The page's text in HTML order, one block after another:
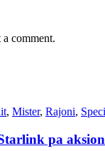
a comment.
, Mister, Rajoni,
pa